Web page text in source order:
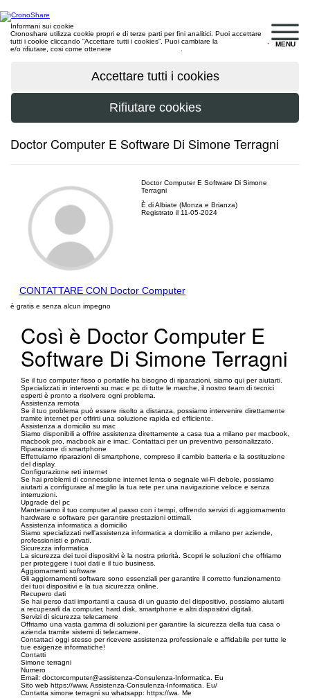
MENU
Informani sui cookie
Cronoshare utilizza cookie propri e di terze parti per fini analitici. Puoi accettare
tutti i cookie cliccando “Accettare tutti i cookies”. Puoi cambiare la
e/o rifiutare, cosi come ottenere
Doctor Computer E Software Di Simone Terragni
Doctor Computer E Software Di Simone
Terragni
È di Albiate (Monza e Brianza)
Registrato il 11-05-2024
CONTATTARE CON Doctor Computer
è gratis e senza alcun impegno
Così è Doctor Computer E
Software Di Simone Terragni
Se il tuo computer fisso o portatile ha bisogno di riparazioni, siamo qui per aiutarti.
Specializzati in interventi su mac e pc di tutte le marche, il nostro team di tecnici
esperti è pronto a risolvere ogni problema.
Assistenza remota
Se il tuo problema può essere risolto a distanza, possiamo intervenire direttamente
tramite internet per offrirti una soluzione rapida ed efficiente.
Assistenza a domicilio su mac
Siamo disponibili a offrire assistenza direttamente a casa tua a milano per macbook,
macbook pro, macbook air e imac. Contattaci per un preventivo personalizzato.
Riparazione di smartphone
Effettuiamo riparazioni di smartphone, compreso il cambio batteria e la sostituzione
del display.
Configurazione reti internet
Se hai problemi di connessione internet lenta o segnale wi-Fi debole, possiamo
aiutarti a configurare al meglio la tua rete per una navigazione veloce e senza
interruzioni.
Upgrade del pc
Manteniamo il tuo computer al passo con i tempi, offrendo servizi di aggiornamento
hardware e software per garantire prestazioni ottimali.
Assistenza informatica a domicilio
Siamo specializzati nell'assistenza informatica a domicilio a milano per aziende,
professionisti e privati.
Sicurezza informatica
La sicurezza dei tuoi dispositivi è la nostra priorità. Scopri le soluzioni che offriamo
per proteggere i tuoi dati e il tuo business.
Aggiornamenti software
Gli aggiornamenti software sono essenziali per garantire il corretto funzionamento
dei tuoi dispositivi e la tua sicurezza online.
Recupero dati
Se hai perso dati importanti a causa di un guasto del dispositivo, possiamo aiutarti
a recuperarli da computer, hard disk, smartphone e altri dispositivi digitali.
Servizi di sicurezza telecamere
Offriamo una vasta gamma di soluzioni per garantire la sicurezza della tua casa o
azienda tramite sistemi di telecamere.
Contattaci oggi stesso per ricevere assistenza professionale e affidabile per tutte le
tue esigenze informatiche!
Contatti
Simone terragni
Numero
Email: doctorcomputer@assistenza-Consulenza-Informatica. Eu
Sito web https://www. Assistenza-Consulenza-Informatica. Eu/
Contatta simone terragni su whatsapp: https://wa. Me